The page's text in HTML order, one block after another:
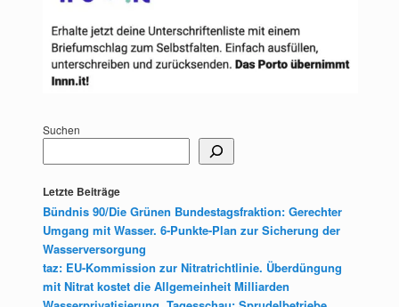
Suchen
Letzte Beiträge
Bündnis 90/Die Grünen Bundestagsfraktion: Gerechter
Umgang mit Wasser. 6-Punkte-Plan zur Sicherung der
Wasserversorgung
taz: EU-Kommission zur Nitratrichtlinie. Überdüngung
mit Nitrat kostet die Allgemeinheit Milliarden